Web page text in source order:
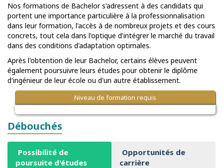
Nos formations de Bachelor s'adressent à des candidats qui
portent une importance particulière à la professionnalisation
dans leur formation, l'accès à de nombreux projets et des cours
concrets, tout cela dans l'optique d'intégrer le marché du travail
dans des conditions d'adaptation optimales.
Après l'obtention de leur Bachelor, certains élèves peuvent
également poursuivre leurs études pour obtenir le diplôme
d'ingénieur de leur école ou d'un autre établissement.
Niveau de formation requis
Débouchés
Possibilité de
poursuite d'études
Opportunités de
carrière